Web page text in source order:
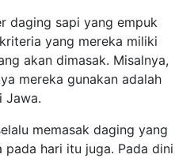
daging sapi yang empuk
yang mereka miliki
akan dimasak. Misalnya,
mereka gunakan adalah
Jawa.
memasak daging yang
hari itu juga. Pada dini